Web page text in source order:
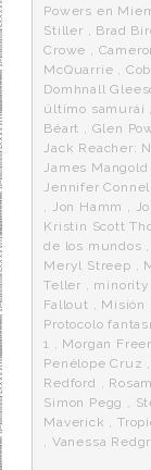
Powers en
Stiller , Brad
Crowe ,
McQuarrie ,
Domhnall
último samurái ,
Béart , Glen
Jack Reacher:
James Mangold
Jennifer
, Jon Hamm ,
Kristin Scott
de los mundos ,
Meryl Streep ,
Teller ,
Fallout , Misión
Protocolo
1 , Morgan
Penélope Cruz ,
Redford ,
Simon Pegg ,
Maverick ,
, Vanessa